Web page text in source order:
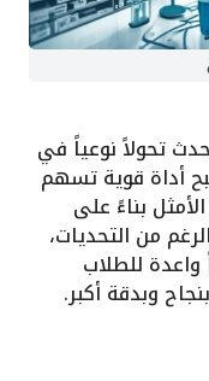
تحولاً نوعياً في
أداة قوية تسهم
بناءً على
من التحديات،
واعدة للطلاب
وبدقة أكبر.